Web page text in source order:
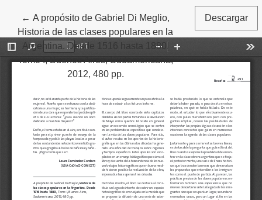
←Volver a los detalles del artículo
A propósito de Gabriel Di Meglio,
Historia de las clases populares en la
Argentina. Desde 1516 hasta 1880,
Tomo I, Buenos Aires, Sudamericana,
2012, 480 pp.
Descargar